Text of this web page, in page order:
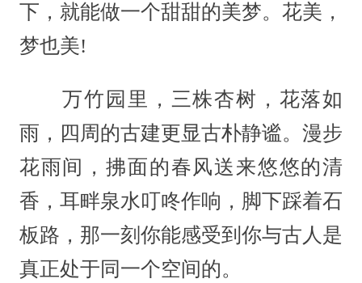
下，就能做一个甜甜的美梦。花美，
梦也美!
万竹园里，三株杏树，花落如
雨，四周的古建更显古朴静谧。漫步
花雨间，拂面的春风送来悠悠的清
香，耳畔泉水叮咚作响，脚下踩着石
板路，那一刻你能感受到你与古人是
真正处于同一个空间的。